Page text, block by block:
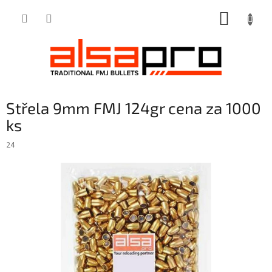
Střela 9mm FMJ 124gr cena za 1000
ks
24